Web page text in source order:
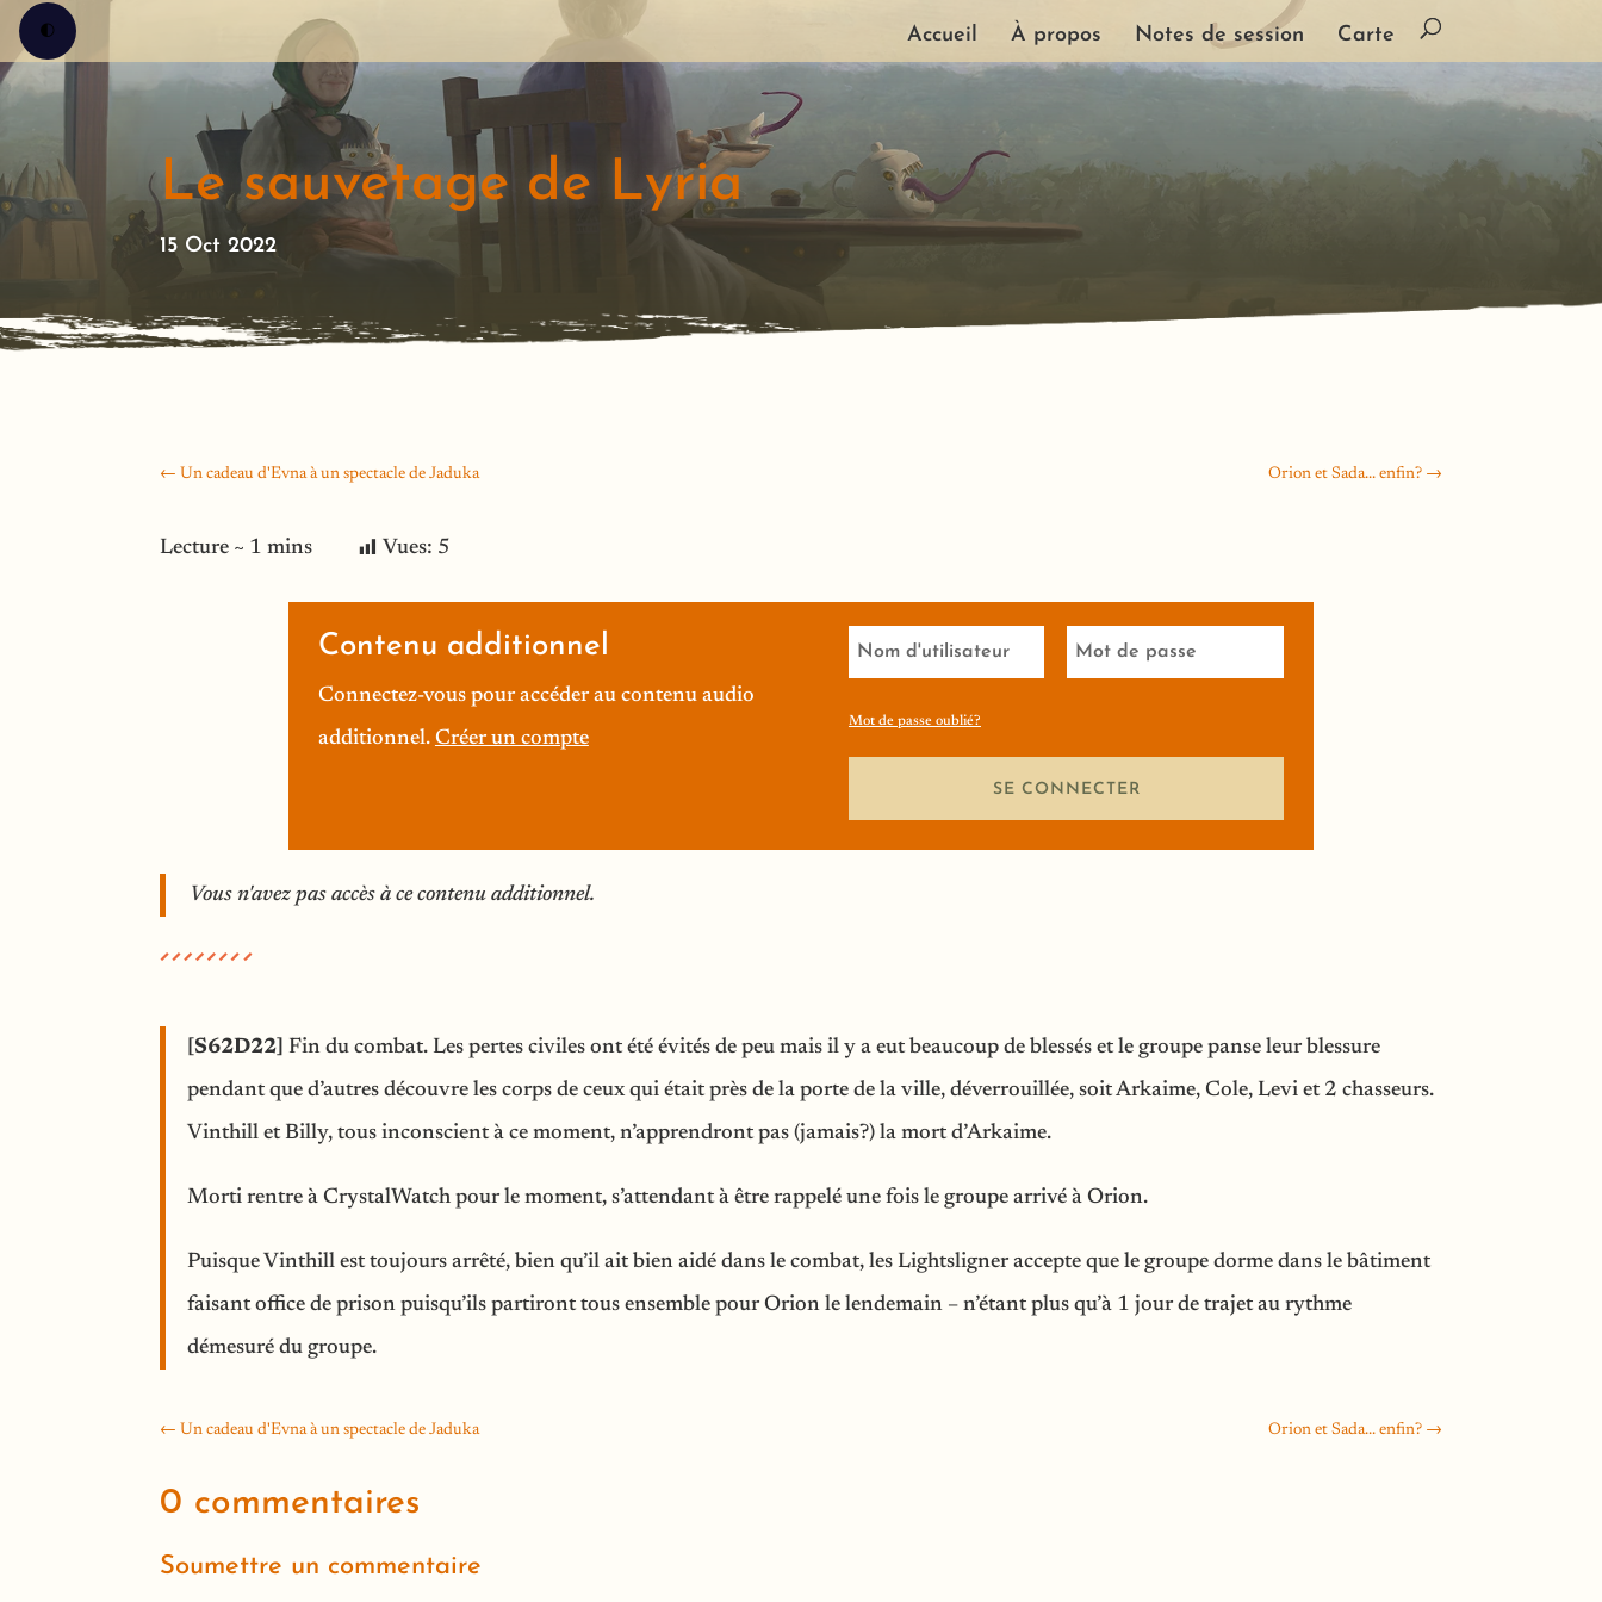
🌓 Accueil À propos Notes de session Carte
Le sauvetage de Lyria
15 Oct 2022
← Un cadeau d'Evna à un spectacle de Jaduka Orion et Sada... enfin?→
Vues: 5
Contenu additionnel
Connectez-vous pour accéder au contenu audio
additionnel. Créer un compte
Mot de passe oublié?
SE CONNECTER
Vous n'avez pas accès à ce contenu additionnel.
[S62D22] Fin du combat. Les pertes civiles ont été évités de peu mais il y a eut beaucoup de blessés et le groupe panse leur blessure
pendant que d’autres découvre les corps de ceux qui était près de la porte de la ville, déverrouillée, soit Arkaime, Cole, Levi et 2 chasseurs.
Vinthill et Billy, tous inconscient à ce moment, n’apprendront pas (jamais?) la mort d’Arkaime.
Morti rentre à CrystalWatch pour le moment, s’attendant à être rappelé une fois le groupe arrivé à Orion.
Puisque Vinthill est toujours arrêté, bien qu’il ait bien aidé dans le combat, les Lightsligner accepte que le groupe dorme dans le bâtiment
faisant office de prison puisqu’ils partiront tous ensemble pour Orion le lendemain – n’étant plus qu’à 1 jour de trajet au rythme
démesuré du groupe.
← Un cadeau d'Evna à un spectacle de Jaduka Orion et Sada... enfin?→
0 commentaires
Soumettre un commentaire